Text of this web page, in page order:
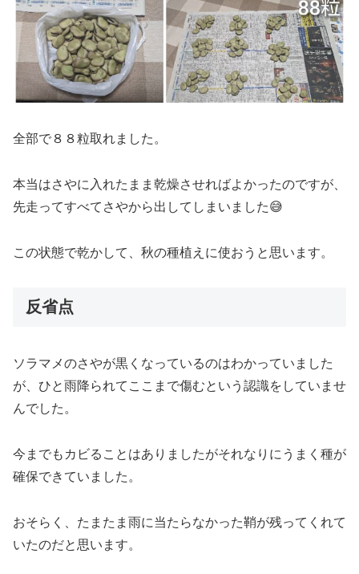
全部で８８粒取れました。
本当はさやに入れたまま乾燥させればよかったのですが、
先走ってすべてさやから出してしまいました😅
この状態で乾かして、秋の種植えに使おうと思います。
反省点
ソラマメのさやが黒くなっているのはわかっていました
が、ひと雨降られてここまで傷むという認識をしていませ
んでした。
今までもカビることはありましたがそれなりにうまく種が
確保できていました。
おそらく、たまたま雨に当たらなかった鞘が残ってくれて
いたのだと思います。